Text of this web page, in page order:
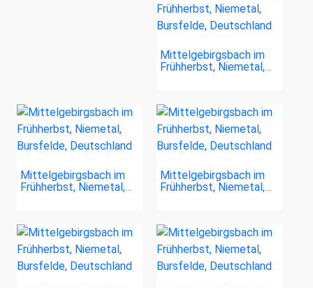
Mittelgebirgsbach im
Frühherbst, Niemetal,…
Mittelgebirgsbach im
Frühherbst, Niemetal,…
Mittelgebirgsbach im
Frühherbst, Niemetal,…